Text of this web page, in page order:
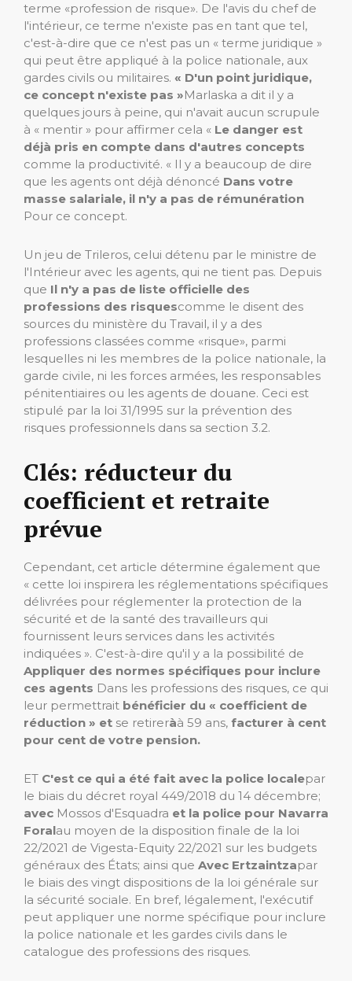
terme «profession de risque». De l'avis du chef de
l'intérieur, ce terme n'existe pas en tant que tel,
c'est-à-dire que ce n'est pas un « terme juridique »
qui peut être appliqué à la police nationale, aux
gardes civils ou militaires. « D'un point juridique,
ce concept n'existe pas »Marlaska a dit il y a
quelques jours à peine, qui n'avait aucun scrupule
à « mentir » pour affirmer cela « Le danger est
déjà pris en compte dans d'autres concepts
comme la productivité. « Il y a beaucoup de dire
que les agents ont déjà dénoncé Dans votre
masse salariale, il n'y a pas de rémunération
Pour ce concept.
Un jeu de Trileros, celui détenu par le ministre de
l'Intérieur avec les agents, qui ne tient pas. Depuis
que Il n'y a pas de liste officielle des
professions des risquescomme le disent des
sources du ministère du Travail, il y a des
professions classées comme «risque», parmi
lesquelles ni les membres de la police nationale, la
garde civile, ni les forces armées, les responsables
pénitentiaires ou les agents de douane. Ceci est
stipulé par la loi 31/1995 sur la prévention des
risques professionnels dans sa section 3.2.
Clés: réducteur du
coefficient et retraite
prévue
Cependant, cet article détermine également que
« cette loi inspirera les réglementations spécifiques
délivrées pour réglementer la protection de la
sécurité et de la santé des travailleurs qui
fournissent leurs services dans les activités
indiquées ». C'est-à-dire qu'il y a la possibilité de
Appliquer des normes spécifiques pour inclure
ces agents Dans les professions des risques, ce qui
leur permettrait bénéficier du « coefficient de
réduction » et se retireràà 59 ans, facturer à cent
pour cent de votre pension.
ET C'est ce qui a été fait avec la police localepar
le biais du décret royal 449/2018 du 14 décembre;
avec Mossos d'Esquadra et la police pour Navarra
Foralau moyen de la disposition finale de la loi
22/2021 de Vigesta-Equity 22/2021 sur les budgets
généraux des États; ainsi que Avec Ertzaintzapar
le biais des vingt dispositions de la loi générale sur
la sécurité sociale. En bref, légalement, l'exécutif
peut appliquer une norme spécifique pour inclure
la police nationale et les gardes civils dans le
catalogue des professions des risques.